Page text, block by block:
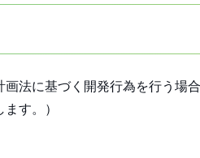
法に基づく開発行為を行う場
す。）